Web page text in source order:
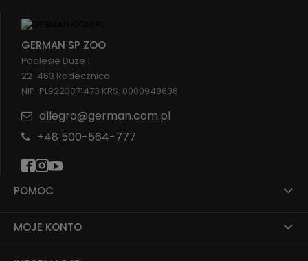
POMOC
MOJE KONTO
GERMAN SP ZOO
Podlesie Duze 1
22-463 Radecznica
NIP: PL9223071473 KRS: 0000948636
allegro@german.com.pl
+48 500-564-777